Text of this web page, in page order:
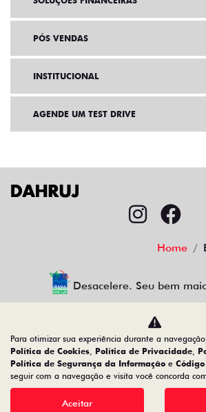
PÓS VENDAS
INSTITUCIONAL
AGENDE UM TEST DRIVE
Home
Desacelere. Seu bem
CMJ Comércio de Veículos Ltda
05.026.792/0024-83
Desenvolvido pela DEALERSPACE ®
Para otimizar sua experiência durante a
Política de Cookies, Política de Privacidade,
Política de Segurança da Informação e
seguir com a navegação e visita você concorda
Aceitar